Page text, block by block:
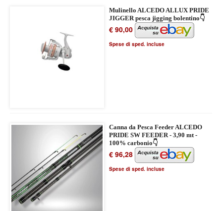
Mulinello ALCEDO ALLUX PRIDE
JIGGER pesca jigging bolentino👇
€ 90,00
Spese di sped. incluse
Canna da Pesca Feeder ALCEDO
PRIDE SW FEEDER - 3,90 mt -
100% carbonio👇
€ 96,28
Spese di sped. incluse